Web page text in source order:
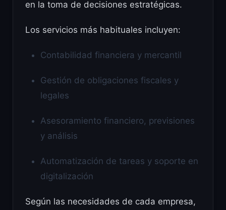
en la toma de decisiones estratégicas.
Los servicios más habituales incluyen:
Contabilidad financiera y mercantil
Gestión de obligaciones fiscales y
legales
Asesoramiento financiero, previsiones
y análisis
Automatización de tareas y soporte en
digitalización
Según las necesidades de cada empresa,